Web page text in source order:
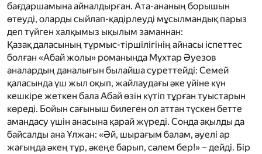
бағдаршамына айналдырған. Ата-ананың борышын
өтеуді, оларды сыйлап-қадірлеуді мұсылмандық парыз
деп түйген халқымыз ықылым заманнан:
Қазақ даласының тұрмыс-тіршілігінің айнасы іспеттес
болған «Абай жолы» романында Мұхтар Әуезов
аналардың даналығын былайша суреттейді: Семей
қаласында үш жыл оқып, жайлаудағы әке үйіне күн
кешкіре жеткен бала Абай өзін күтіп тұрған туыстарын
көреді. Бойын сағыныш билеген ол аттан түскен бетте
амандасу үшін анасына қарай жүреді. Сонда ақылды да
байсалды ана Ұлжан: «Әй, шырағым балам, әуелі ар
жағыңда әкең тұр, әкеңе барып, сәлем бер!» – дейді. Бір